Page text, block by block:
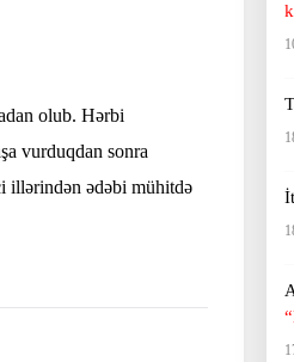
olub. Hərbi
vurduqdan sonra
illərindən ədəbi mühitdə